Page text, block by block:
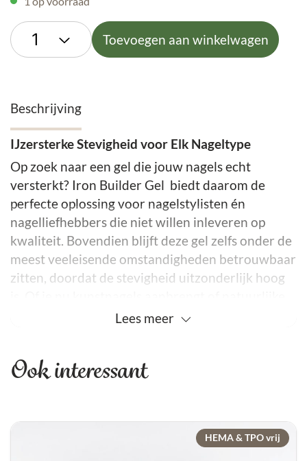
Toevoegen aan winkelwagen
Beschrijving
IJzersterke Stevigheid voor Elk Nageltype
Op zoek naar een gel die jouw nagels echt
versterkt? Iron Builder Gel biedt daarom de
perfecte oplossing voor nagelstylisten én
nagelliefhebbers die niet willen inleveren op
kwaliteit. Bovendien blijft deze gel zelfs onder de
meest veeleisende omstandigheden betrouwbaar
zitten, doordat de stevigheid uitzonderlijk hoog
nagels wilt verstevigen, met Iron Builder Gel ben
Daarnaast is het product geschikt voor vrouwen
zwakke nagels extra bescherming krijgen.
Nauwkeurig en Gemakkelijk Aanbrengen
Lees meer
Ook interessant
HEMA & TPO vrij